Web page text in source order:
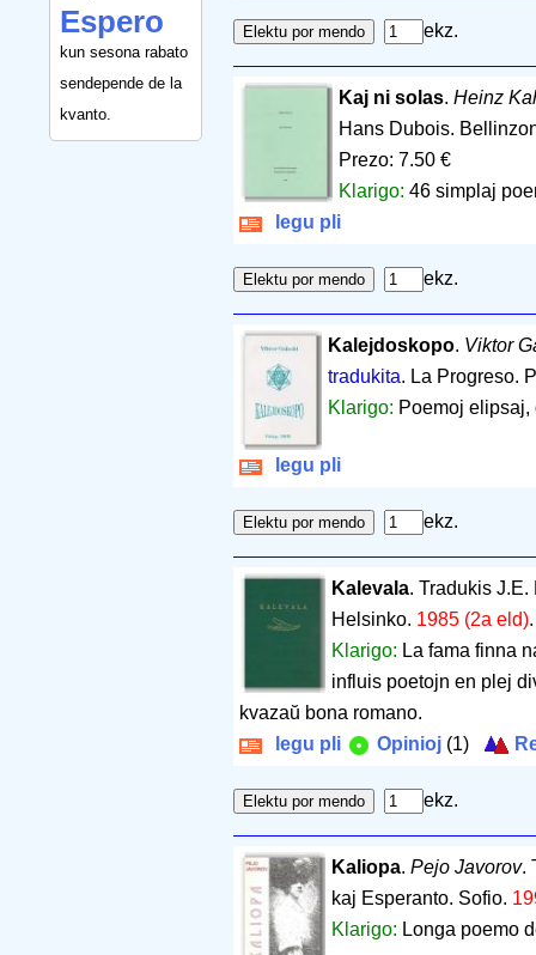
Espero
kun sesona rabato
sendepende de la
kvanto.
ekz.
Kaj ni solas.Heinz
Hans Dubois.
Prezo: 7.50 €
Klarigo:46 simplaj
legu pli
ekz.
Kalejdoskopo. Viktor
tradukita. La Progreso.
Klarigo: Poemoj
legu pli
ekz.
Kalevala. Tradukis
Helsinko. 1985 (2a eld)
Klarigo: La fama finna
influis poetojn en plej
kvazaŭ bona romano.
legu pli
Opinioj (1)
ekz.
Kaliopa. Pejo Javorov.
kaj Esperanto. Sofio.
Klarigo: Longa poemo